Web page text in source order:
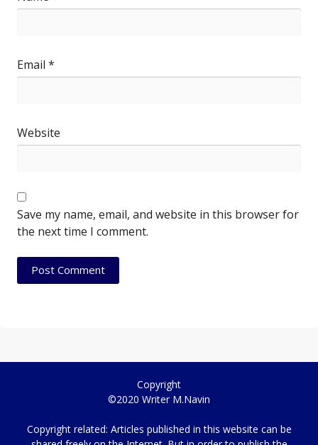
Email *
Website
Save my name, email, and website in this browser for
the next time I comment.
Copyright
©2020 Writer M.Navin
Copyright related: Articles published in this website can be